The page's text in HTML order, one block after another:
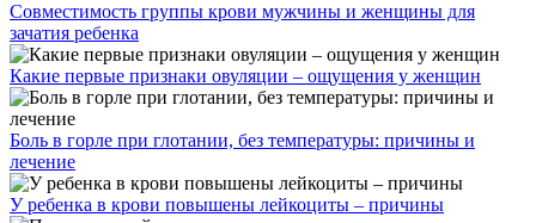
Совместимость группы крови мужчины и женщины для
зачатия ребенка
Какие первые признаки овуляции – ощущения у женщин
Боль в горле при глотании, без температуры: причины и
лечение
У ребенка в крови повышены лейкоциты – причины